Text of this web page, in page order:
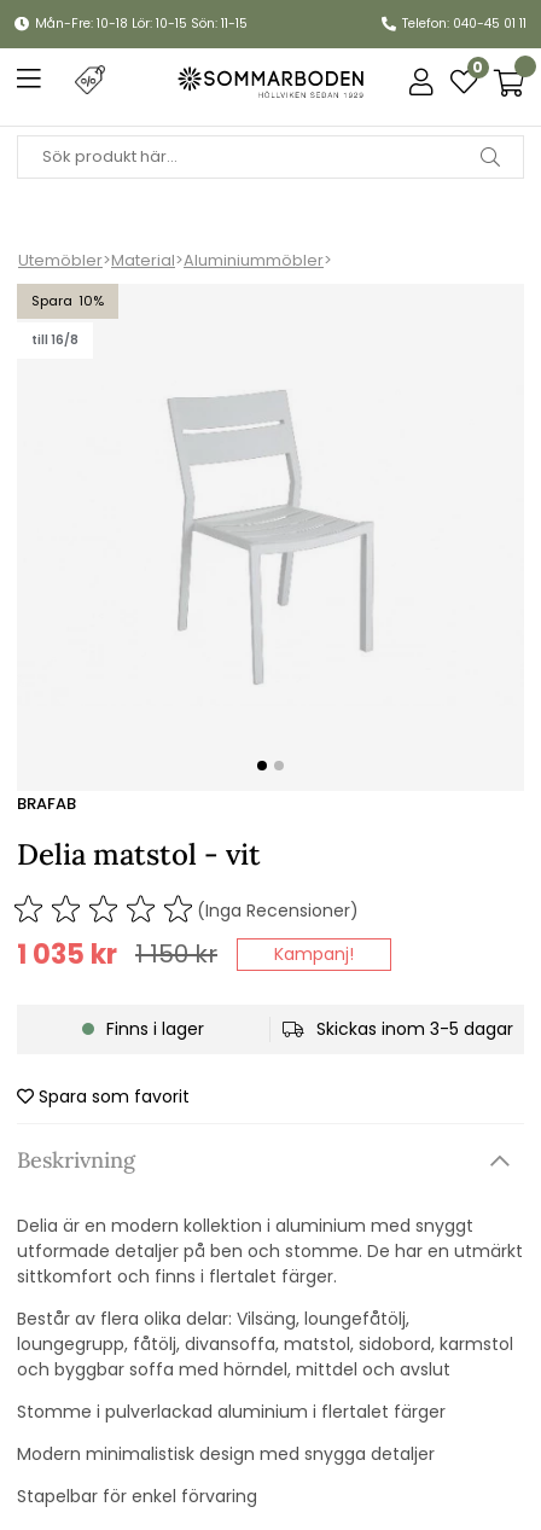
Mån-Fre: 10-18 Lör: 10-15 Sön: 11-15 Telefon: 040-45 01 11
0
Utemöbler>Material>Aluminiummöbler>
10
till 16/8
Delia matstol - vit
BRAFAB
Delia matstol - vit
(Inga Recensioner)
1 150kr
1 035 kr Kampanj!
Finns i lager Skickas inom 3-5 dagar
Spara som favorit
Beskrivning
Delia är en modern kollektion i aluminium med snyggt
utformade detaljer på ben och stomme. De har en utmärkt
sittkomfort och finns i flertalet färger.
Består av flera olika delar: Vilsäng, loungefåtölj,
loungegrupp, fåtölj, divansoffa, matstol, sidobord, karmstol
och byggbar soffa med hörndel, mittdel och avslut
Stomme i pulverlackad aluminium i flertalet färger
Modern minimalistisk design med snygga detaljer
Stapelbar för enkel förvaring